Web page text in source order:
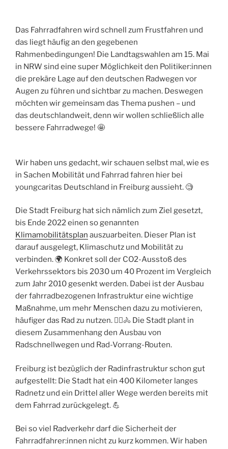
Das Fahrradfahren wird schnell zum Frustfahren und
das liegt häufig an den gegebenen
Rahmenbedingungen! Die Landtagswahlen am 15. Mai
in NRW sind eine super Möglichkeit den Politiker:innen
die prekäre Lage auf den deutschen Radwegen vor
Augen zu führen und sichtbar zu machen. Deswegen
möchten wir gemeinsam das Thema pushen – und
das deutschlandweit, denn wir wollen schließlich alle
bessere Fahrradwege! 🤩
Wir haben uns gedacht, wir schauen selbst mal, wie es
in Sachen Mobilität und Fahrrad fahren hier bei
youngcaritas Deutschland in Freiburg aussieht. 🧐
Die Stadt Freiburg hat sich nämlich zum Ziel gesetzt,
bis Ende 2022 einen so genannten
Klimamobilitätsplan auszuarbeiten. Dieser Plan ist
darauf ausgelegt, Klimaschutz und Mobilität zu
verbinden. 🌍 Konkret soll der CO2-Ausstoß des
Verkehrssektors bis 2030 um 40 Prozent im Vergleich
zum Jahr 2010 gesenkt werden. Dabei ist der Ausbau
der fahrradbezogenen Infrastruktur eine wichtige
Maßnahme, um mehr Menschen dazu zu motivieren,
häufiger das Rad zu nutzen. 🚴‍♀️🚴 Die Stadt plant in
diesem Zusammenhang den Ausbau von
Radschnellwegen und Rad-Vorrang-Routen.
Freiburg ist bezüglich der Radinfrastruktur schon gut
aufgestellt: Die Stadt hat ein 400 Kilometer langes
Radnetz und ein Drittel aller Wege werden bereits mit
dem Fahrrad zurückgelegt. 💪
Bei so viel Radverkehr darf die Sicherheit der
Fahrradfahrer:innen nicht zu kurz kommen. Wir haben